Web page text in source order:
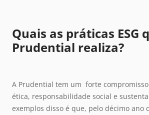
Quais as práticas ESG
Prudential realiza?
A Prudential tem um forte
ética, responsabilidade social e
exemplos disso é que, pelo décimo ano